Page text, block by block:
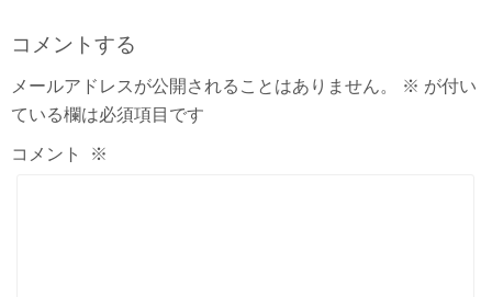
コメントする
メールアドレスが公開されることはありません。 ※ が付い
ている欄は必須項目です
コメント ※